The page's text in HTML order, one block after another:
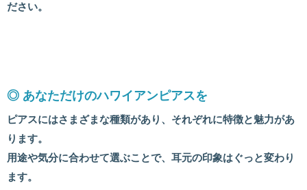
ださい。
◎ あなただけのハワイアンピアスを
ピアスにはさまざまな種類があり、それぞれに特徴と魅力があ
ります。
用途や気分に合わせて選ぶことで、耳元の印象はぐっと変わり
ます。